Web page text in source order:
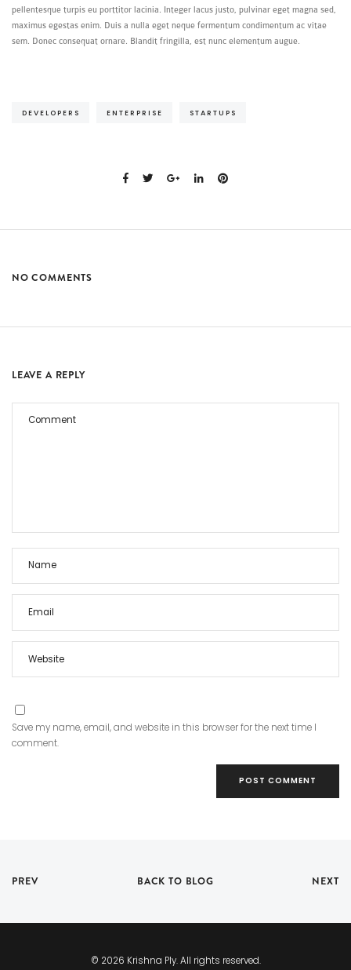
pellentesque turpis eu porttitor lacinia. Integer lacus justo, pulvinar eget magna sed,
maximus egestas enim. Duis a nulla eget neque fermentum condimentum ac vitae
sem. Donec consequat ornare. Blandit fringilla, est nunc elementum augue.
DEVELOPERS ENTERPRISE STARTUPS
NO COMMENTS
LEAVE A REPLY
Save my name, email, and website in this browser for the next time I
comment.
PREV BACK TO BLOG NEXT
© 2026 Krishna Ply. All rights reserved.